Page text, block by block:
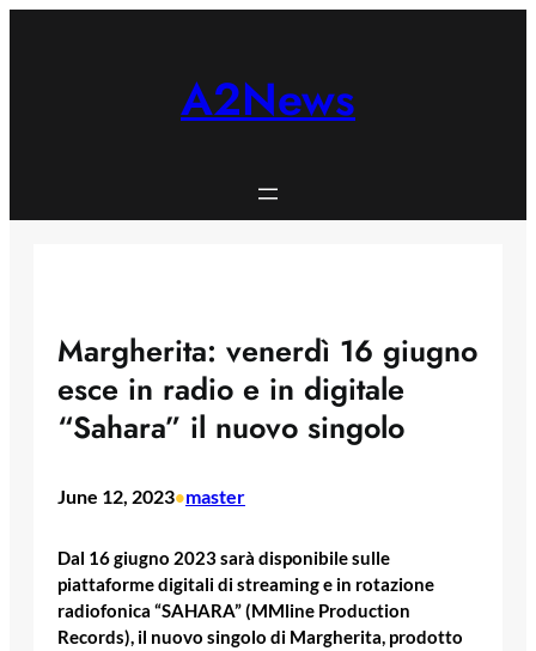
A2News
Margherita: venerdì 16 giugno
esce in radio e in digitale
“Sahara” il nuovo singolo
June 12, 2023•master
Dal 16 giugno 2023 sarà disponibile sulle
piattaforme digitali di streaming e in rotazione
radiofonica “SAHARA” (MMline Production
Records), il nuovo singolo di Margherita, prodotto